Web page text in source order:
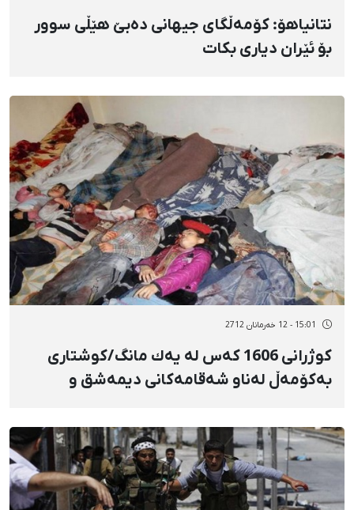
نتانیاهۆ: كۆمەڵگای جیهانی دەبێ‌ هێڵی سوور
بۆ ئێران دیاری بكات
15:01 - 12 خەرمانان 2712
كوژرانی 1606 كەس لە یەك مانگ/كوشتاری
بەكۆمەڵ لەناو شەقامەكانی دیمەشق و